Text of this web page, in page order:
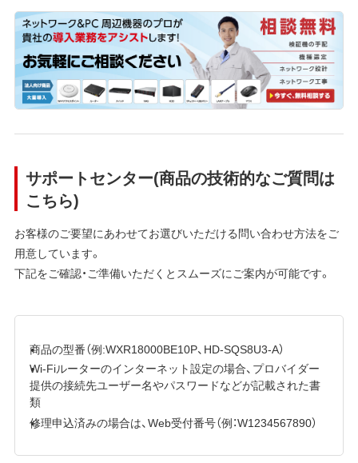
サポートセンター(商品の技術的なご質問は
こちら)
お客様のご要望にあわせてお選びいただける問い合わせ方法をご
用意しています。
下記をご確認・ご準備いただくとスムーズにご案内が可能です。
商品の型番（例:WXR18000BE10P、HD-SQS8U3-A）
Wi-Fiルーターのインターネット設定の場合、プロバイダー
提供の接続先ユーザー名やパスワードなどが記載された書
類
修理申込済みの場合は、Web受付番号（例：W1234567890）